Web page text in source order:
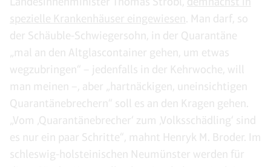
spezielle Krankenhäuser eingewiesen . Man darf, so
der Schäuble-Schwiegersohn, in der Quarantäne
„mal an den Altglascontainer gehen, um etwas
wegzubringen“ – jedenfalls in der Kehrwoche, will
man meinen –, aber „hartnäckigen, uneinsichtigen
Quarantänebrechern“ soll es an den Kragen gehen.
„Vom ‚Quarantänebrecher‘ zum ‚Volksschädling‘ sind
es nur ein paar Schritte“, mahnt Henryk M. Broder. Im
schleswig-holsteinischen Neumünster werden für